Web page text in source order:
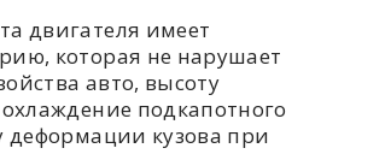
двигателя имеет
которая не нарушает
авто, высоту
подкапотного
деформации кузова при